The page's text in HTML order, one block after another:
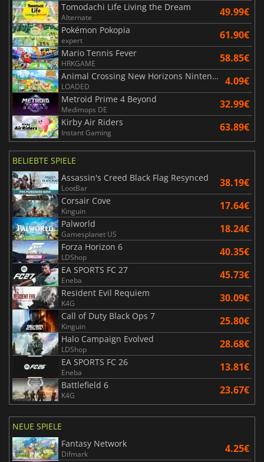
Tomodachi Life Living the Dream
Alternate 49.99€
Pokémon Pokopia
expert 61.90€
Mario Tennis Fever
HRKGAME 58.85€
Animal Crossing New Horizons Nintendo Switch 2 Edition Upgrade Pack
LOADED 4.09€
Metroid Prime 4 Beyond
Medimops DE 32.99€
Kirby Air Riders
Instant Gaming 63.89€
BELIEBTE SPIELE
Assassin's Creed Black Flag Resynced
LootBar 38.19€
Corsair Cove
Kinguin 17.64€
Palworld
Gamesplanet US 18.24€
Forza Horizon 6
LDShop 40.35€
EA SPORTS FC 27
Eneba 45.73€
Resident Evil Requiem
K4G 30.09€
Call of Duty Black Ops 7
Kinguin 25.80€
Halo Campaign Evolved
LDShop 28.68€
EA SPORTS FC 26
Eneba 13.81€
Battlefield 6
K4G 23.67€
NEUE SPIELE
Fantasy Network
Difmark 4.25€